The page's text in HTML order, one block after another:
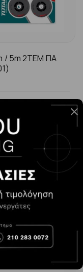
5m 2TEM ΓΙΑ